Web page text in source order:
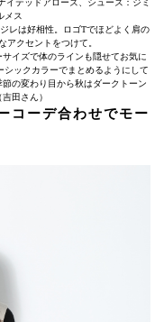
テッドアローズ、シューズ：ジミ
メス
レは好相性。ロゴTでほどよく肩の
アクセントをつけて。
イズで体のラインも隠せてお気に
ックカラーでまとめるようにして
の変わり目から秋はダークトーン
田さん）
コーデ合わせでモー